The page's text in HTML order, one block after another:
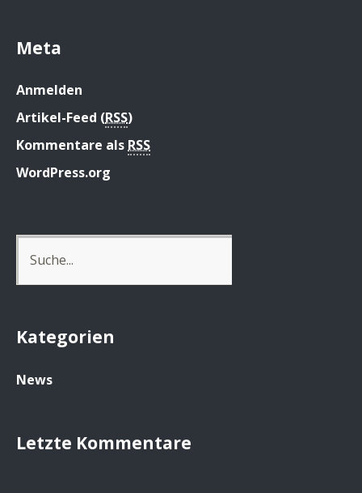
Meta
Anmelden
Artikel-Feed (RSS)
Kommentare als RSS
WordPress.org
Kategorien
News
Letzte Kommentare